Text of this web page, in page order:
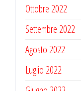
Ottobre 2022
Settembre 2022
Agosto 2022
Luglio 2022